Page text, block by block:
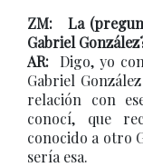
ZM: La
Gabriel
AR: Digo, yo
Gabriel
relación con
conocí, que
conocido a otro
sería esa.